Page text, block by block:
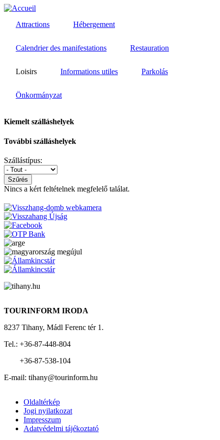
Aller
contenu
Attractions Hébergement
Calendrier des manifestations Restauration
Loisirs Informations utiles Parkolás
Önkormányzat
Kiemelt szálláshelyek
További szálláshelyek
Szállástípus:
Szűrés
Nincs a kért feltételnek megfelelő találat.
TOURINFORM IRODA
8237 Tihany, Mádl Ferenc tér 1.
Tel.: +36-87-448-804
+36-87-538-104
E-mail: tihany@tourinform.hu
Footer
Menu
Oldaltérkép
Jogi nyilatkozat
Impresszum
Adatvédelmi tájékoztató